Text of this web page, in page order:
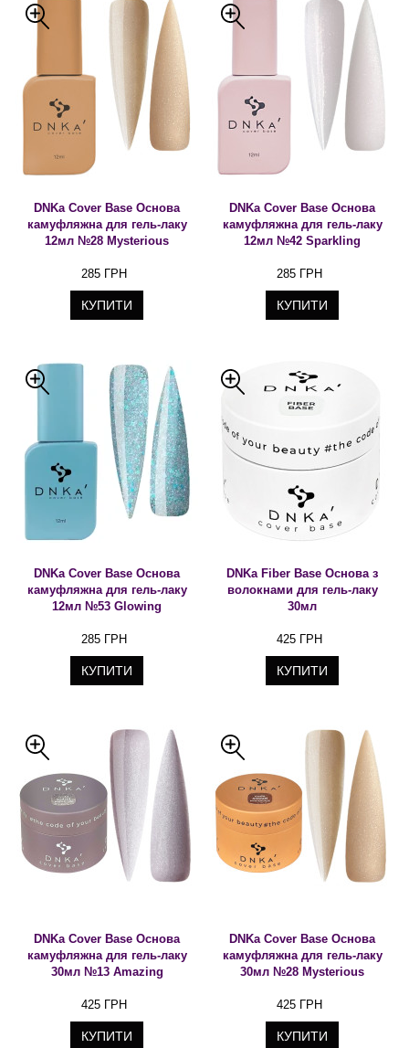
DNKa Cover Base Основа
камуфляжна для гель-лаку
12мл №28 Mysterious
285 ГРН
КУПИТИ
DNKa Cover Base Основа
камуфляжна для гель-лаку
12мл №42 Sparkling
285 ГРН
КУПИТИ
DNKa Cover Base Основа
камуфляжна для гель-лаку
12мл №53 Glowing
285 ГРН
КУПИТИ
DNKa Fiber Base Основа з
волокнами для гель-лаку
30мл
425 ГРН
КУПИТИ
DNKa Cover Base Основа
камуфляжна для гель-лаку
30мл №13 Amazing
425 ГРН
КУПИТИ
DNKa Cover Base Основа
камуфляжна для гель-лаку
30мл №28 Mysterious
425 ГРН
КУПИТИ